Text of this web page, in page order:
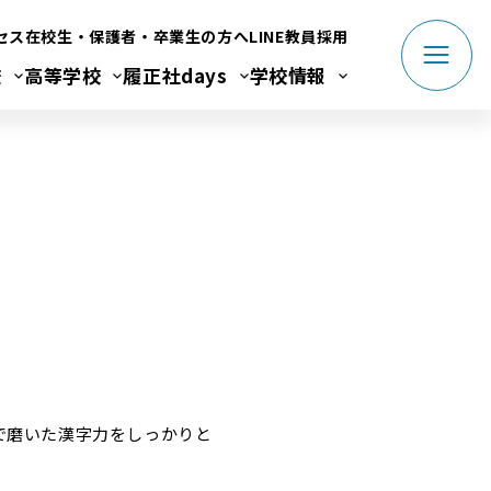
ス在校生・保護者・卒業生の方へLINE教員採用
高等学校 履正社days 学校情報
いた漢字力をしっかりと